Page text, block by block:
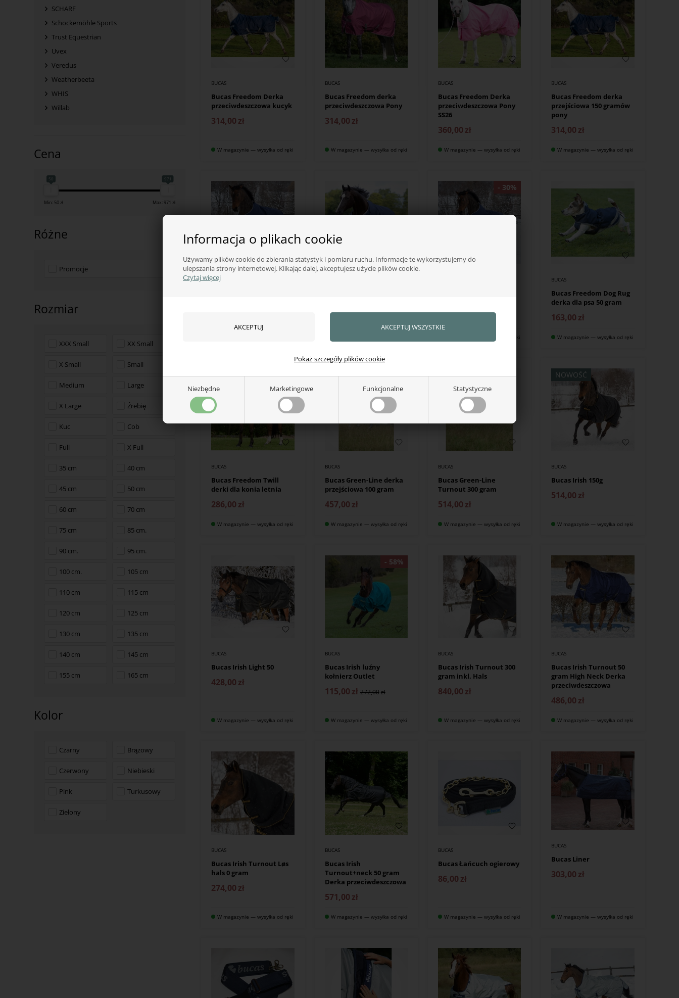
Informacja o plikach cookie
Używamy plików cookie do zbierania statystyk i pomiaru ruchu. Informacje te wykorzystujemy do
ulepszania strony internetowej. Klikając dalej, akceptujesz użycie plików cookie.
Czytaj więcej
Niezbędne Marketingowe Funkcjonalne Statystyczne
Pokaż szczegóły plików cookie
SCHARF
Schockemöhle Sports
Trust Equestrian
Uvex
Veredus
Weatherbeeta
WHIS
Willab
Cena
50 971
Min: 50 zł Max: 971 zł
Różne
Promocje
Rozmiar
XXX Small XX Small
X Small Small
Medium Large
X Large Źrebię
Kuc Cob
Full X Full
35 cm 40 cm
45 cm 50 cm
60 cm 70 cm
75 cm 85 cm.
90 cm. 95 cm.
100 cm. 105 cm
110 cm 115 cm
120 cm 125 cm
130 cm 135 cm
140 cm 145 cm
155 cm 165 cm
Kolor
Czarny Brązowy
Czerwony Niebieski
Pink Turkusowy
Zielony
BUCAS
Bucas Freedom Derka
przeciwdeszczowa kucyk
314,00 zł
W magazynie — wysyłka od ręki
BUCAS
Bucas Freedom derka
przeciwdeszczowa Pony
314,00 zł
W magazynie — wysyłka od ręki
BUCAS
Bucas Freedom Derka
przeciwdeszczowa Pony
SS26
360,00 zł
W magazynie — wysyłka od ręki
BUCAS
Bucas Freedom derka
przejściowa 150 gramów
pony
314,00 zł
W magazynie — wysyłka od ręki
BUCAS
383,00
W magazynie — wysyłka od ręki
BUCAS
Bucas Freedom Dog Rug
derka dla psa 50 gram
163,00 zł
W magazynie — wysyłka od ręki
BUCAS
Bucas Freedom Twill
derki dla konia letnia
286,00 zł
W magazynie — wysyłka od ręki
BUCAS
Bucas Green-Line derka
przejściowa 100 gram
457,00 zł
W magazynie — wysyłka od ręki
BUCAS
Bucas Green-Line
Turnout 300 gram
514,00 zł
W magazynie — wysyłka od ręki
NOWOŚĆ
BUCAS
Bucas Irish 150g
514,00 zł
W magazynie — wysyłka od ręki
BUCAS
Bucas Irish Light 50
428,00 zł
W magazynie — wysyłka od ręki
BUCAS
Bucas Irish luźny
kołnierz Outlet
115,00 zł 272,00
W magazynie — wysyłka od ręki
BUCAS
Bucas Irish Turnout 300
gram inkl. Hals
840,00 zł
W magazynie — wysyłka od ręki
BUCAS
Bucas Irish Turnout 50
gram High Neck Derka
przeciwdeszczowa
486,00 zł
W magazynie — wysyłka od ręki
BUCAS
Bucas Irish Turnout Løs
hals 0 gram
274,00 zł
W magazynie — wysyłka od ręki
BUCAS
Bucas Irish
Turnout+neck 50 gram
Derka przeciwdeszczowa
571,00 zł
W magazynie — wysyłka od ręki
BUCAS
Bucas Łańcuch ogierowy
86,00 zł
W magazynie — wysyłka od ręki
BUCAS
Bucas Liner
303,00 zł
W magazynie — wysyłka od ręki